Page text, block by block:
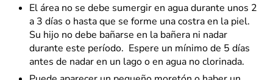
El área no se debe sumergir en agua durante unos 2
a 3 días o hasta que se forme una costra en la piel.
Su hijo no debe bañarse en la bañera ni nadar
durante este período. Espere un mínimo de 5 días
antes de nadar en un lago o en agua no clorinada.